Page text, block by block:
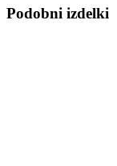
Podobni izdelki